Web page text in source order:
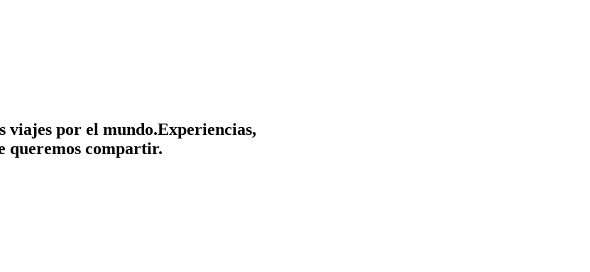
viajes por el mundo.Experiencias,
queremos compartir.